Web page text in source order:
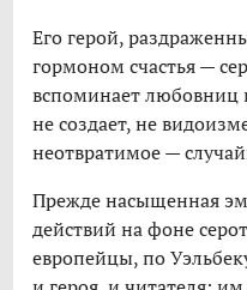
Его герой,
гормоном счастья —
вспоминает любовниц
не создает, не
неотвратимое —
Прежде насыщенная
действий на фоне
европейцы, по